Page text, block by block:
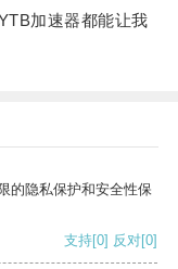
加速器都能让我
的隐私保护和安全性保
支持[0] 反对[0]